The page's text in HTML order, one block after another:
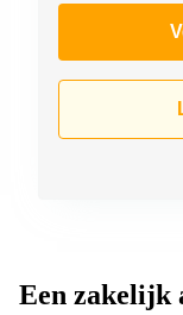
Hengelo
Een zakelijk